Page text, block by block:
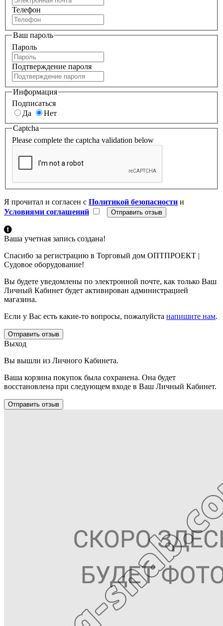
Телефон
Ваш пароль
Пароль
Подтверждение пароля
Информация
Подписаться
Да
Нет
Captcha
Please complete the captcha validation below
Я прочитал и согласен с Политикой безопасности и
Условиями соглашений
Ваша учетная запись создана!
Спасибо за регистрацию в Торговый дом ОПТПРОЕКТ |
Судовое оборудование!
Вы будете уведомлены по электронной почте, как только Ваш
Личный Кабинет будет активирован администрацией
магазина.
Если у Вас есть какие-то вопросы, пожалуйста напишите нам.
Отправить отзыв
Выход
Вы вышли из Личного Кабинета.
Ваша корзина покупок была сохранена. Она будет
восстановлена при следующем входе в Ваш Личный Кабинет.
Отправить отзыв